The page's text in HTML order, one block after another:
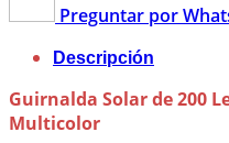
Preguntar por
Descripción
Guirnalda Solar de 200
Multicolor